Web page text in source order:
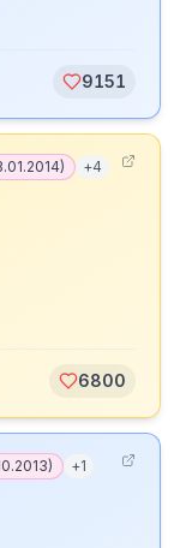
9151
) +4
6800
) +1